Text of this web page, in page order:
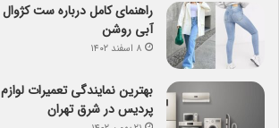
راهنمای کامل درباره ست
آبی روشن
۸ اسفند ۱۴۰۲
بهترین نمایندگی تعمیرات
پردیس در شرق تهران